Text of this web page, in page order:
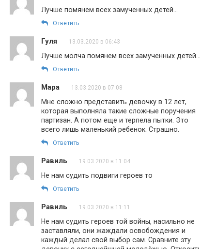
Лучше помянем всех замученных детей…
Ответить
Гуля 13.03.2020 в 06:43
Лучше молча помянем всех замученных детей…
Ответить
Мара 13.03.2020 в 07:08
Мне сложно представить девочку в 12 лет,
которая выполняла такие сложные поручения
партизан. А потом еще и терпела пытки. Это
всего лишь маленький ребенок. Страшно.
Ответить
Равиль 19.03.2020 в 11:04
Не нам судить подвиги героев то
Ответить
Равиль 19.03.2020 в 11:11
Не нам судить героев той войны, насильно не
заставляли, они жаждали освобождения и
каждый делал свой выбор сам. Сравните эту